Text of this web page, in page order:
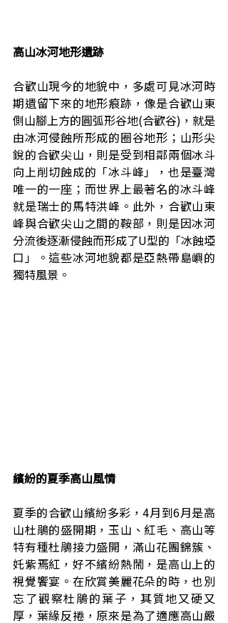
高山冰河地形遺跡
合歡山現今的地貌中，多處可見冰河時
期遺留下來的地形痕跡，像是合歡山東
側山腳上方的圓弧形谷地(合歡谷)，就是
由冰河侵蝕所形成的圈谷地形；山形尖
銳的合歡尖山，則是受到相鄰兩個冰斗
向上削切蝕成的「冰斗峰」，也是臺灣
唯一的一座；而世界上最著名的冰斗峰
就是瑞士的馬特洪峰。此外，合歡山東
峰與合歡尖山之間的鞍部，則是因冰河
分流後逐漸侵蝕而形成了U型的「冰蝕埡
口」。這些冰河地貌都是亞熱帶島嶼的
獨特風景。
繽紛的夏季高山風情
夏季的合歡山繽紛多彩，4月到6月是高
山杜鵑的盛開期，玉山、紅毛、高山等
特有種杜鵑接力盛開，滿山花團錦簇、
奼紫焉紅，好不繽紛熱鬧，是高山上的
視覺饗宴。在欣賞美麗花朵的時，也別
忘了觀察杜鵑的葉子，其質地又硬又
厚，葉緣反捲，原來是為了適應高山嚴